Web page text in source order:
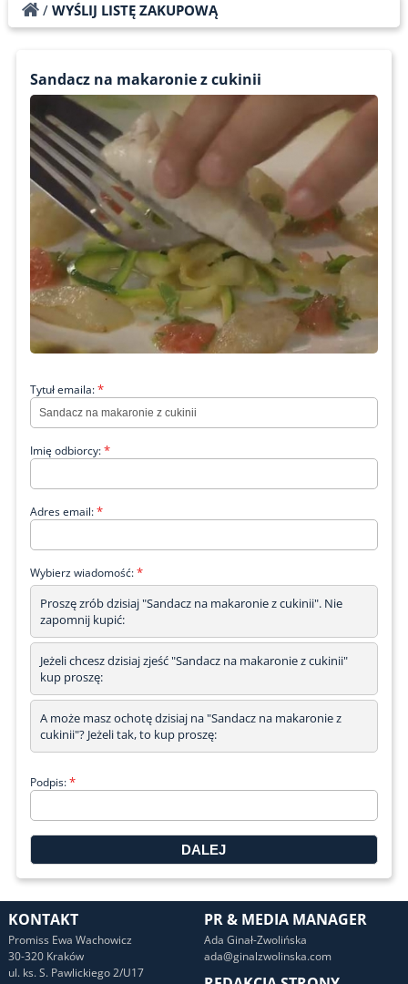
/ WYŚLIJ LISTĘ ZAKUPOWĄ
Sandacz na makaronie z cukinii
Tytuł emaila:*
Imię odbiorcy:*
Adres email:*
Wybierz wiadomość:*
Proszę zrób dzisiaj "Sandacz na makaronie z cukinii". Nie
zapomnij kupić:
Jeżeli chcesz dzisiaj zjeść "Sandacz na makaronie z cukinii"
kup proszę:
A może masz ochotę dzisiaj na "Sandacz na makaronie z
cukinii"? Jeżeli tak, to kup proszę:
Podpis:*
KONTAKT
Promiss Ewa Wachowicz
30-320 Kraków
ul. ks. S. Pawlickiego 2/U17
PR & MEDIA MANAGER
Ada Ginał-Zwolińska
ada@ginalzwolinska.com